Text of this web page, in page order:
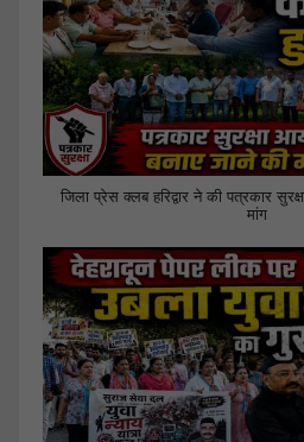
जिला प्रेस क्लब हरिद्वार ने की पत्रकार
मांग